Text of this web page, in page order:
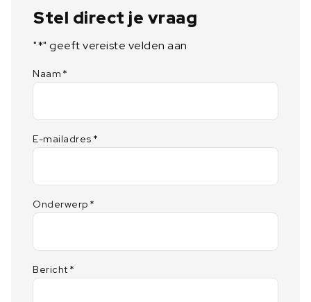
Stel direct je vraag
"*" geeft vereiste velden aan
Naam *
E-mailadres *
Onderwerp *
Bericht *